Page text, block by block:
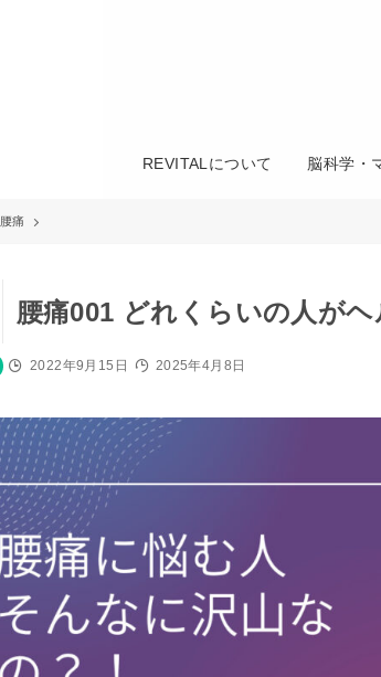
REVITALについて 脳科学・
腰痛
腰痛001 どれくらいの人が
2022年9月15日 2025年4月8日